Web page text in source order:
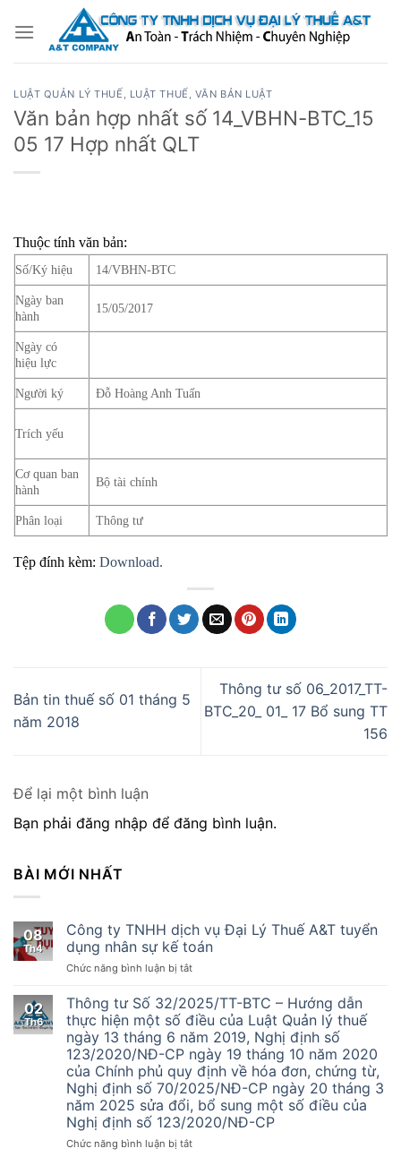
qua
LUẬT QUẢN LÝ THUẾ , LUẬT THUẾ , VĂN BẢN LUẬT
Văn bản hợp nhất số 14_VBHN-BTC_15
05 17 Hợp nhất QLT
Thuộc tính văn bản:
Số/Ký hiệu 14/VBHN-BTC
Ngày ban
hành
15/05/2017
Ngày có
hiệu lực
Người ký Đỗ Hoàng Anh Tuấn
Trích yếu
Cơ quan ban
hành
Bộ tài chính
Phân loại Thông tư
Tệp đính kèm: Download.
Bản tin thuế số 01 tháng 5
năm 2018
Thông tư số 06_2017_TT-
BTC_20_ 01_ 17 Bổ sung TT
156
Để lại một bình luận
Bạn phải đăng nhập để đăng bình luận.
BÀI MỚI NHẤT
08
Th4
Công ty TNHH dịch vụ Đại Lý Thuế A&T tuyển
dụng nhân sự kế toán
Chức năng bình luận bị tắtở
ty
TNHH
dịch
vụ
Đại
Lý
Thuế
A&T
tuyển
nhân
02
Th6
Thông tư Số 32/2025/TT-BTC – Hướng dẫn
thực hiện một số điều của Luật Quản lý thuế
ngày 13 tháng 6 năm 2019, Nghị định số
123/2020/NĐ-CP ngày 19 tháng 10 năm 2020
của Chính phủ quy định về hóa đơn, chứng từ,
Nghị định số 70/2025/NĐ-CP ngày 20 tháng 3
năm 2025 sửa đổi, bổ sung một số điều của
Nghị định số 123/2020/NĐ-CP
Chức năng bình luận bị tắtở